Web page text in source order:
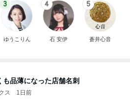
3
ゆうこりん
4
石 安伊
5
蒼井心音
も品薄になった店舗名刺
ス 1日前